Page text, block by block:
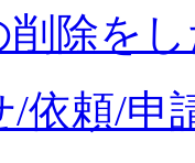
削除を
/依頼/申